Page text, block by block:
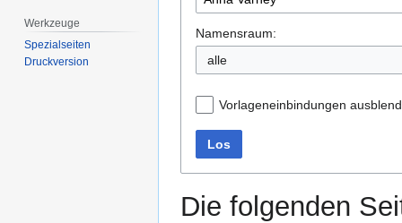
Namensraum:
alle
Vorlageneinbindungen
Los
Die folgenden
Werkzeuge
Spezialseiten
Druckversion